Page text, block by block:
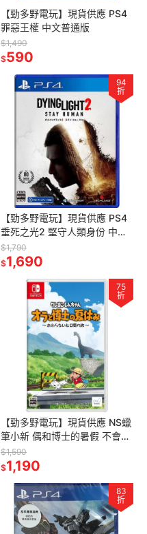
【勁多野電玩】現貨供應 PS4
罪惡王權 中文普通版
$1,490
$590
94
折
【勁多野電玩】現貨供應 PS4
垂死之光2 堅守人類身份 中文
版
$1,790
$1,690
75
折
【勁多野電玩】現貨供應 NS蠟
筆小新 偶和博士的暑假 不會結
束的 7 日之旅 普通版 純日版
$1,590
$1,190
83
折